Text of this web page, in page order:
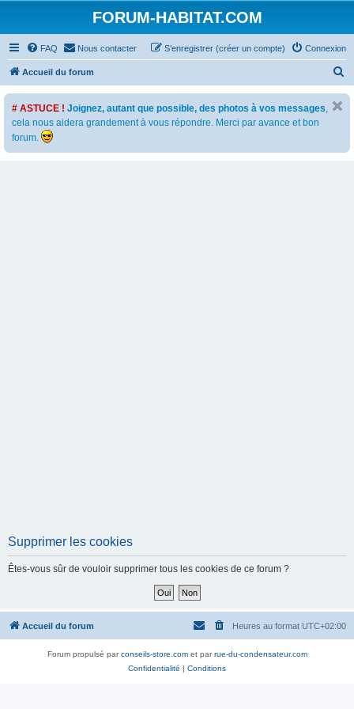
FORUM-HABITAT.COM
FAQ Nous contacter Connexion
S’enregistrer (créer un compte)
Accueil du forum
e
# ASTUCE ! Joignez, autant que possible, des photos à vos messages,
cela nous aidera grandement à vous répondre. Merci par avance et bon
forum.
Supprimer les cookies
Êtes-vous sûr de vouloir supprimer tous les cookies de ce forum ?
Accueil du forum Heures au format UTC+02:00
Forum propulsé parconseils-store.comet parrue-du-condensateur.com
Confidentialité | Conditions